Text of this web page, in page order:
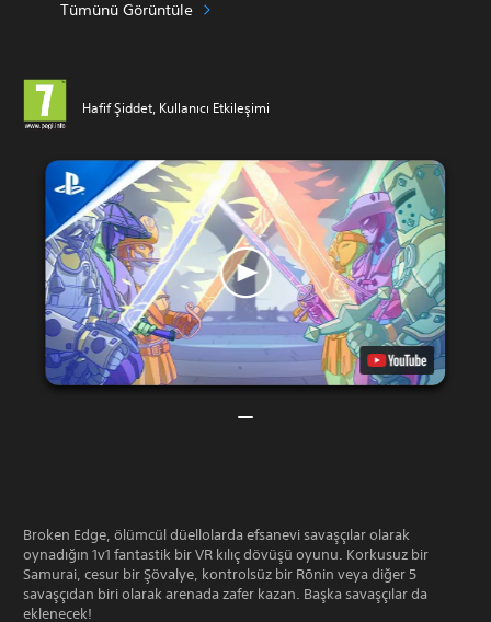
Tümünü Görüntüle
Hafif Şiddet, Kullanıcı Etkileşimi
Broken Edge, ölümcül düellolarda efsanevi savaşçılar olarak
oynadığın 1v1 fantastik bir VR kılıç dövüşü oyunu. Korkusuz bir
Samurai, cesur bir Şövalye, kontrolsüz bir Rōnin veya diğer 5
savaşçıdan biri olarak arenada zafer kazan. Başka savaşçılar da
eklenecek!